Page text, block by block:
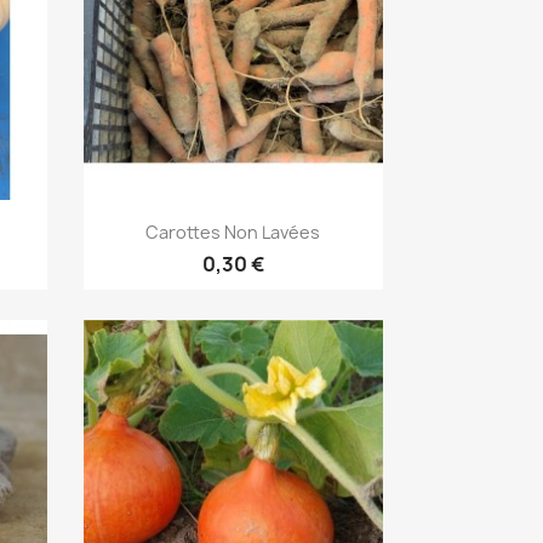
Aperçu rapide
Carottes Non Lavées
0,30 €